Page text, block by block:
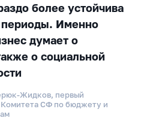
более устойчива
периоды. Именно
думает о
о социальной
Жидков, первый
Комитета СФ по бюджету и